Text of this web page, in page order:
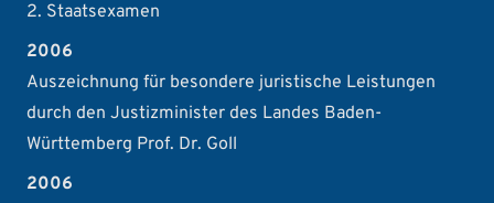
2. Staatsexamen
2006
Auszeichnung für besondere juristische Leistungen
durch den Justizminister des Landes Baden-
Württemberg Prof. Dr. Goll
2006